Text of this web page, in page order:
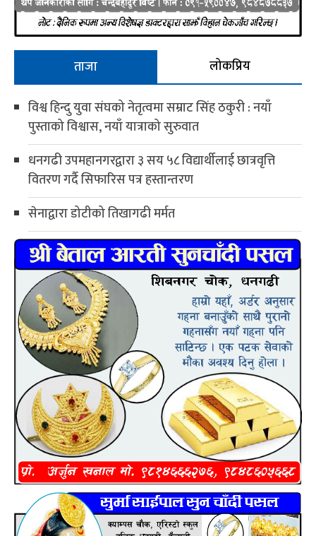
ताजा
लोकप्रिय
विश्व हिन्दु युवा संघको नेतृत्वमा सम्राट सिंह ठकुरी : नयाँ
पुस्ताको विश्वास, नयाँ यात्राको सुरुवात
धनगढी उपमहानगरद्वारा ३ सय ५८ विद्यार्थीलाई छात्रवृत्ति
वितरण गर्दै सिफारिस पत्र हस्तान्तरण
सेनाद्वारा डोटीको तिखागढी मर्मत